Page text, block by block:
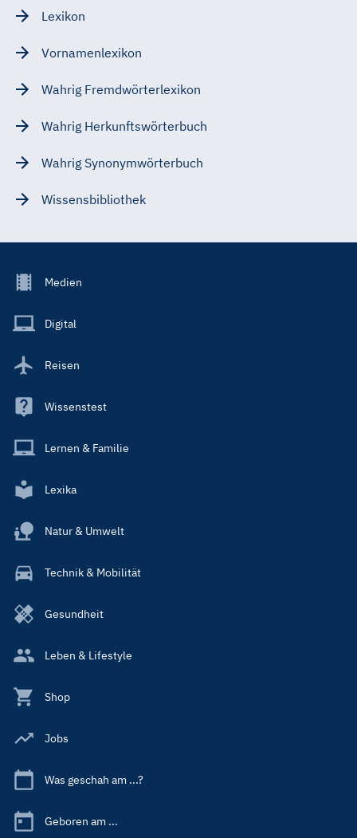
Lexikon
Vornamenlexikon
Wahrig Fremdwörterlexikon
Wahrig Herkunftswörterbuch
Wahrig Synonymwörterbuch
Wissensbibliothek
Footer
Main
Medien
Digital
Reisen
Wissenstest
Lernen & Familie
Lexika
Natur & Umwelt
Technik & Mobilität
Gesundheit
Leben & Lifestyle
Shop
Jobs
Was geschah am ...?
Geboren am ...